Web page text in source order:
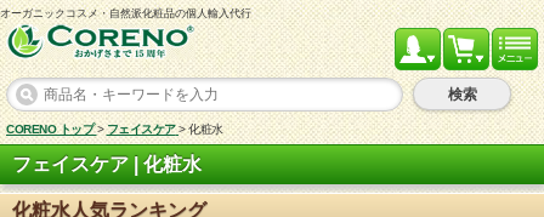
オーガニックコスメ・自然派化粧品の個人輸入代行
検索
CORENO トップ > フェイスケア > 化粧水
フェイスケア | 化粧水
化粧水人気ランキング